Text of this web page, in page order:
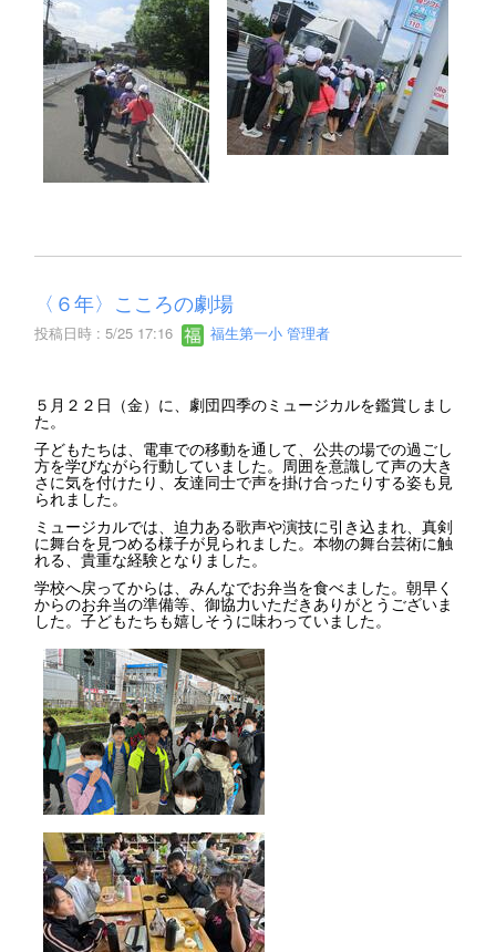
〈６年〉こころの劇場
投稿日時 : 5/25 17:16 福生第一小 管理者
５月２２日（金）に、劇団四季のミュージカルを鑑賞しまし
た。
子どもたちは、電車での移動を通して、公共の場での過ごし
方を学びながら行動していました。周囲を意識して声の大き
さに気を付けたり、友達同士で声を掛け合ったりする姿も見
られました。
ミュージカルでは、迫力ある歌声や演技に引き込まれ、真剣
に舞台を見つめる様子が見られました。本物の舞台芸術に触
れる、貴重な経験となりました。
学校へ戻ってからは、みんなでお弁当を食べました。朝早く
からのお弁当の準備等、御協力いただきありがとうございま
した。子どもたちも嬉しそうに味わっていました。